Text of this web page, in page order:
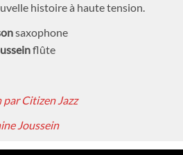
histoire à haute tension.
saxophone
flûte
Citizen Jazz
Joussein